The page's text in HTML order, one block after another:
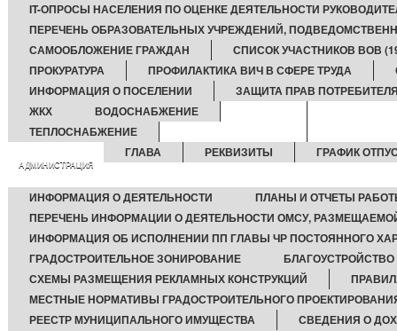
IT-ОПРОСЫ НАСЕЛЕНИЯ ПО ОЦЕНКЕ ДЕЯТЕЛЬНОСТИ
ПЕРЕЧЕНЬ ОБРАЗОВАТЕЛЬНЫХ УЧРЕЖДЕНИЙ,
САМООБЛОЖЕНИЕ ГРАЖДАН
СПИСОК УЧАСТНИКОВ ВОВ
ПРОКУРАТУРА
ПРОФИЛАКТИКА ВИЧ В СФЕРЕ ТРУДА
ИНФОРМАЦИЯ О ПОСЕЛЕНИИ
ЗАЩИТА ПРАВ
ЖКХ
ВОДОСНАБЖЕНИЕ
ТЕПЛОСНАБЖЕНИЕ
АДМИНИСТРАЦИЯ
ГЛАВА РЕКВИЗИТЫ ГРАФИК
ИНФОРМАЦИЯ О ДЕЯТЕЛЬНОСТИ
ПЛАНЫ И ОТЧЕТЫ
ПЕРЕЧЕНЬ ИНФОРМАЦИИ О ДЕЯТЕЛЬНОСТИ ОМСУ,
ИНФОРМАЦИЯ ОБ ИСПОЛНЕНИИ ПП ГЛАВЫ ЧР ПОСТОЯННОГО
ГРАДОСТРОИТЕЛЬНОЕ ЗОНИРОВАНИЕ
БЛАГОУСТРОЙСТВО
СХЕМЫ РАЗМЕЩЕНИЯ РЕКЛАМНЫХ КОНСТРУКЦИЙ
МЕСТНЫЕ НОРМАТИВЫ ГРАДОСТРОИТЕЛЬНОГО
РЕЕСТР МУНИЦИПАЛЬНОГО ИМУЩЕСТВА
СВЕДЕНИЯ О